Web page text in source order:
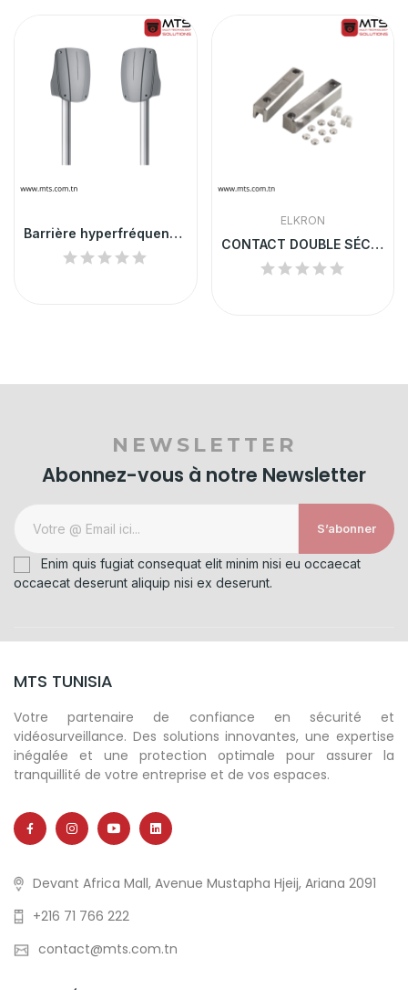
Barrière hyperfréquence MWA120R/T
ELKRON
CONTACT DOUBLE SÉCURITÉ EN ALUMINIUM
NEWSLETTER
Abonnez-vous à notre Newsletter
S’abonner
Enim quis fugiat consequat elit minim nisi eu occaecat
occaecat deserunt aliquip nisi ex deserunt.
MTS TUNISIA
Votre partenaire de confiance en sécurité et
vidéosurveillance. Des solutions innovantes, une expertise
inégalée et une protection optimale pour assurer la
tranquillité de votre entreprise et de vos espaces.
Devant Africa Mall, Avenue Mustapha Hjeij, Ariana 2091
+216 71 766 222
contact@mts.com.tn